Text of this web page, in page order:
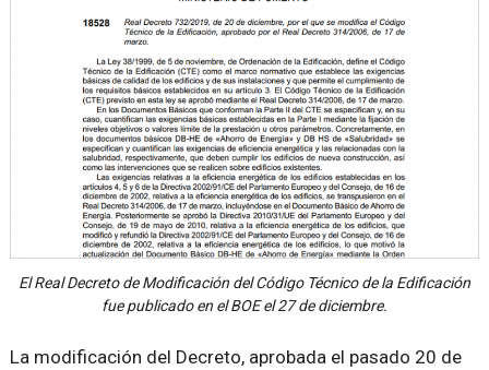
El Real Decreto de Modificación del Código Técnico de la Edificación
fue publicado en el BOE el 27 de diciembre.
La modificación del Decreto, aprobada el pasado 20 de